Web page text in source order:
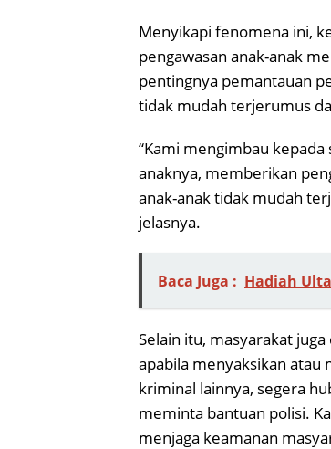
Menyikapi fenomena ini,
pengawasan anak-anak
pentingnya pemantauan
tidak mudah terjerumus
“Kami mengimbau
anaknya, memberikan
anak-anak tidak mudah
jelasnya.
Baca Juga : Hadiah
Selain itu, masyarakat
apabila menyaksikan atau
kriminal lainnya, segera
meminta bantuan polisi.
menjaga keamanan